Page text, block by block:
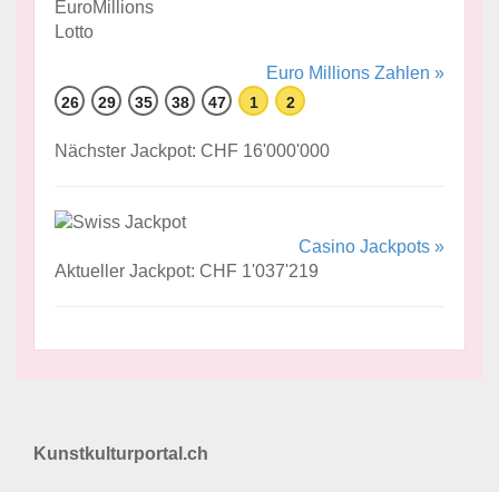
Euro Millions Zahlen »
26 29 35 38 47 1 2
Nächster Jackpot: CHF 16'000'000
Casino Jackpots »
Aktueller Jackpot: CHF 1'037'219
Kunstkulturportal.ch